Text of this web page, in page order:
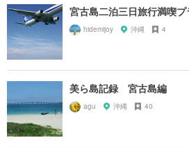
宮古島二泊三日旅行満喫
hidemijoy 沖縄 4
美ら島記録 宮古島編
agu 沖縄 40